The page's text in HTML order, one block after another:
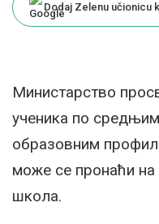
Dodaj Zelenu učionicu
Министарство
ученика по
образовним
може се пронаћи
школа.